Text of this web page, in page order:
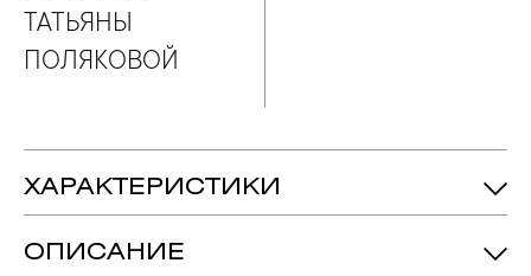
ТАТЬЯНЫ
ПОЛЯКОВОЙ
ХАРАКТЕРИСТИКИ
ОПИСАНИЕ